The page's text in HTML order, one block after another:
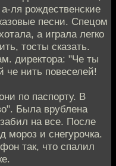
ля рождественские
песни. Спецом
а играла легко
тосты сказать.
директора: "Че ты
че нить повеселей!
по паспорту. В
Была врублена
на все. После
мороз и снегурочка.
так, что спалил